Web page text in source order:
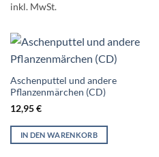
inkl. MwSt.
Aschenputtel und andere
Pflanzenmärchen (CD)
12,95€
IN DEN WARENKORB